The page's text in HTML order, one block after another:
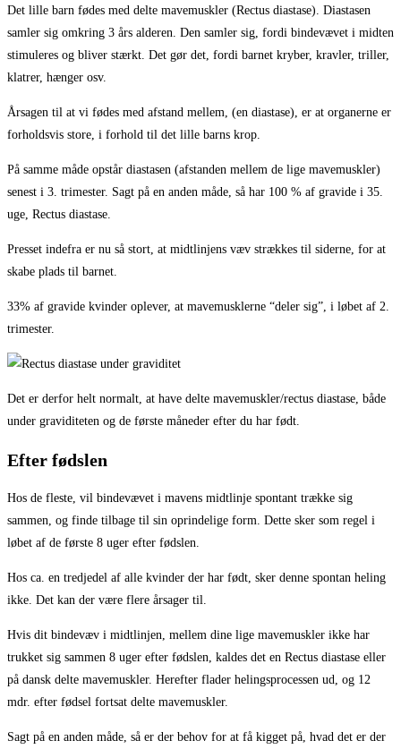
Det lille barn fødes med delte mavemuskler (Rectus diastase). Diastasen
samler sig omkring 3 års alderen. Den samler sig, fordi bindevævet i midten
stimuleres og bliver stærkt. Det gør det, fordi barnet kryber, kravler, triller,
klatrer, hænger osv.
Årsagen til at vi fødes med afstand mellem, (en diastase), er at organerne er
forholdsvis store, i forhold til det lille barns krop.
På samme måde opstår diastasen (afstanden mellem de lige mavemuskler)
senest i 3. trimester. Sagt på en anden måde, så har 100 % af gravide i 35.
uge, Rectus diastase.
Presset indefra er nu så stort, at midtlinjens væv strækkes til siderne, for at
skabe plads til barnet.
33% af gravide kvinder oplever, at mavemusklerne “deler sig”, i løbet af 2.
trimester.
Det er derfor helt normalt, at have delte mavemuskler/rectus diastase, både
under graviditeten og de første måneder efter du har født.
Efter fødslen
Hos de fleste, vil bindevævet i mavens midtlinje spontant trække sig
sammen, og finde tilbage til sin oprindelige form. Dette sker som regel i
løbet af de første 8 uger efter fødslen.
Hos ca. en tredjedel af alle kvinder der har født, sker denne spontan heling
ikke. Det kan der være flere årsager til.
Hvis dit bindevæv i midtlinjen, mellem dine lige mavemuskler ikke har
trukket sig sammen 8 uger efter fødslen, kaldes det en Rectus diastase eller
på dansk delte mavemuskler. Herefter flader helingsprocessen ud, og 12
mdr. efter fødsel fortsat delte mavemuskler.
Sagt på en anden måde, så er der behov for at få kigget på, hvad det er der